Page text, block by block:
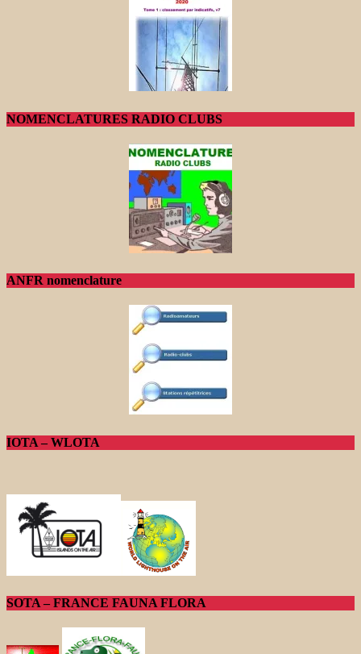
NOMENCLATURES RADIO CLUBS
ANFR nomenclature
IOTA – WLOTA
SOTA – FRANCE FAUNA FLORA